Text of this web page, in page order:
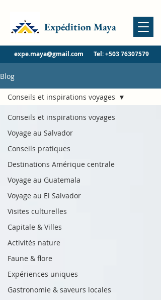
expe.maya@gmail.com Tel:+503 76307579
Expédition Maya
Blog
Conseils et inspirations voyages
Voyage au Salvador
Conseils pratiques
Destinations Amérique centrale
Voyage au Guatemala
Voyage au El Salvador
Visites culturelles
Capitale & Villes
Activités nature
Faune & flore
Expériences uniques
Gastronomie & saveurs locales
Conseils et inspirations voyages